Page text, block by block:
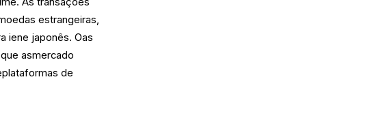
estrangeiras,
iene japonês. Oas
asmercado
de